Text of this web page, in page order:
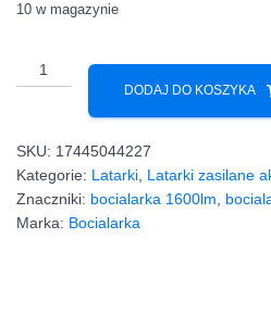
10 w magazynie
ilość
Bocialarka
1600lm
SFT-
25R
5000K
DODAJ DO KOSZYKA
SKU: 17445044227
Kategorie: Latarki, Latarki zasilane
Znaczniki: bocialarka 1600lm,
Marka: Bocialarka